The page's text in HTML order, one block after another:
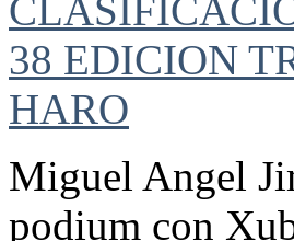
Miguel Angel
podium con